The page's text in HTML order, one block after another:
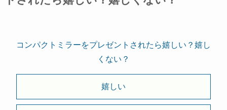
コンパクトミラーをプレゼントされたら嬉しい？嬉し
くない？
嬉しい